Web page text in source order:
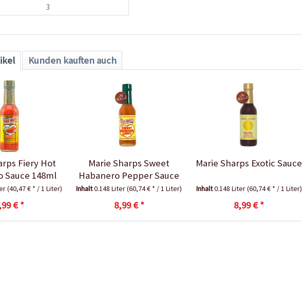
3
Kunden kauften auch
Fiery Hot
Sauce 148ml
(40,47 € * / 1 Liter)
€ *
Marie Sharps Sweet
Habanero Pepper Sauce
Inhalt0.148 Liter(60,74 € * / 1 Liter)
8,99 € *
Marie Sharps Exotic Sauce
Inhalt0.148 Liter(60,74 € * / 1 Liter)
8,99 € *